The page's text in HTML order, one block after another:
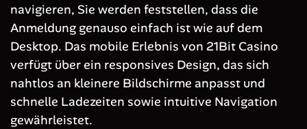
navigieren, Sie werden feststellen, dass die
Anmeldung genauso einfach ist wie auf dem
Desktop. Das mobile Erlebnis von 21Bit Casino
verfügt über ein responsives Design, das sich
nahtlos an kleinere Bildschirme anpasst und
schnelle Ladezeiten sowie intuitive Navigation
gewährleistet.